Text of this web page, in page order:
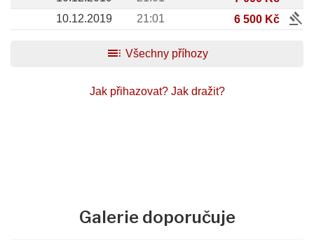
10.12.2019
21:01 6 500 Kč
gavel
toc Všechny příhozy
Jak přihazovat? Jak dražit?
Galerie doporučuje